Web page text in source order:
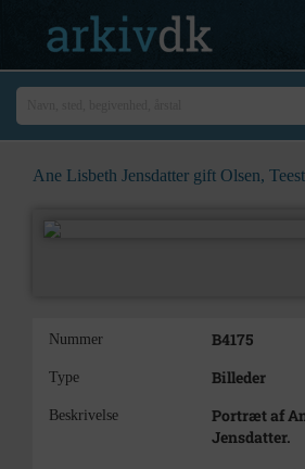
Ane Lisbeth Jensdatter gift Olsen,
Nummer B4175
Type Billeder
Beskrivelse
Portræt af
Jensdatter.